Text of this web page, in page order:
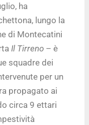
ha
lungo la
di Montecatini
Il Tirreno – è
squadre dei
per un
propagato ai
circa 9 ettari